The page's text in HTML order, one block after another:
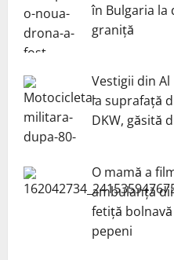
în Bulgaria la
graniță
Vestigii din
la suprafață
DKW, găsită
O mamă a
ambulanță
fetiță
pepeni